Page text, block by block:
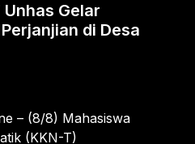
Gelar
di Desa
– (8/8) Mahasiswa
(KKN-T)